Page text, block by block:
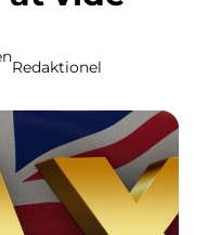
Redaktionel